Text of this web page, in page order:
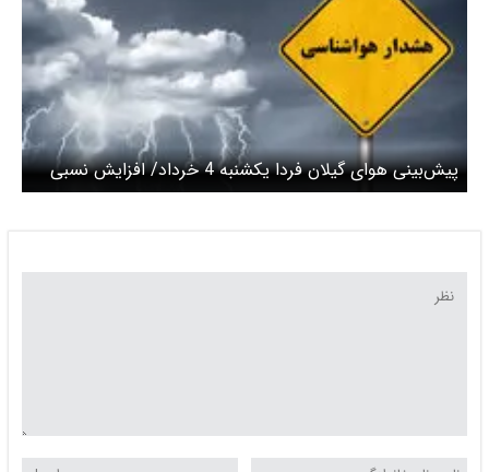
پیش‌بینی هوای گیلان فردا یکشنبه 4 خرداد/ افزایش نسبی
دما در استان